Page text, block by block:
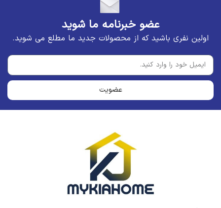
عضو خبرنامه ما شوید
اولین نفری باشید که از محصولات جدید ما مطلع می شوید.
عضویت